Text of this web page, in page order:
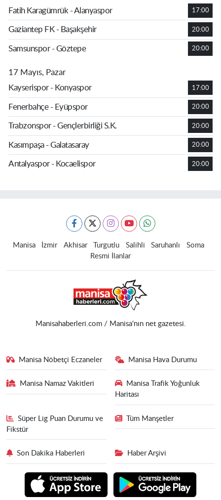
Fatih Karagümrük - Alanyaspor
17:00
Gaziantep FK - Başakşehir 20:00
Samsunspor - Göztepe 20:00
17 Mayıs, Pazar
Kayserispor - Konyaspor
17:00
Fenerbahçe - Eyüpspor 20:00
Trabzonspor - Gençlerbirliği S.K. 20:00
Kasımpaşa - Galatasaray 20:00
Antalyaspor - Kocaelispor 20:00
Manisa İzmir Akhisar Turgutlu Salihli Saruhanlı
Soma
Resmi İlanlar
Manisahaberleri.com / Manisa'nın net gazetesi.
Manisa Nöbetçi Eczaneler Manisa Hava Durumu
Manisa Namaz Vakitleri
Manisa Trafik Yoğunluk
Haritası
Süper Lig Puan Durumu ve
Fikstür
Tüm Manşetler
Son Dakika Haberleri Haber Arşivi